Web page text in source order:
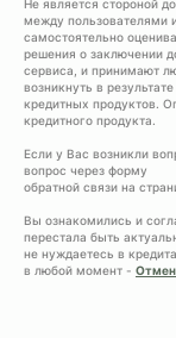
Не является стороной
между пользователями
самостоятельно
решения о заключении
сервиса, и принимают
возникнуть в
кредитных продуктов.
кредитного продукта.
Если у Вас возникли
вопрос через форму
обратной связи на
Вы ознакомились и
перестала быть
не нуждаетесь в
в любой момент -